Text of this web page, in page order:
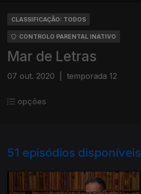
CLASSIFICAÇÃO: TODOS
CONTROLO PARENTAL INATIVO
Mar de Letras
07 out. 2020 temporada 12
opções
51 episódios disponíveis